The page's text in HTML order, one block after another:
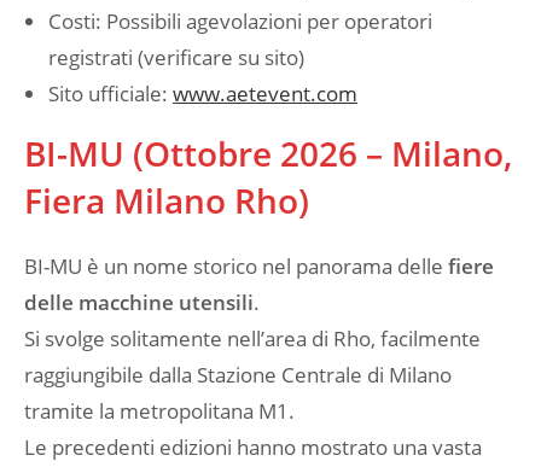
Costi: Possibili agevolazioni per operatori
registrati (verificare su sito)
Sito ufficiale: www.aetevent.com
BI-MU (Ottobre 2026 – Milano,
Fiera Milano Rho)
BI-MU è un nome storico nel panorama delle fiere
delle macchine utensili.
Si svolge solitamente nell’area di Rho, facilmente
raggiungibile dalla Stazione Centrale di Milano
tramite la metropolitana M1.
Le precedenti edizioni hanno mostrato una vasta